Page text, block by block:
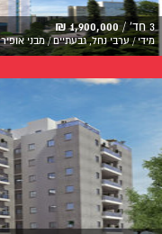
3 חד' / 1,900,000 ₪
מידי / ערבי נחל, גבעתיים / מבני אופיר